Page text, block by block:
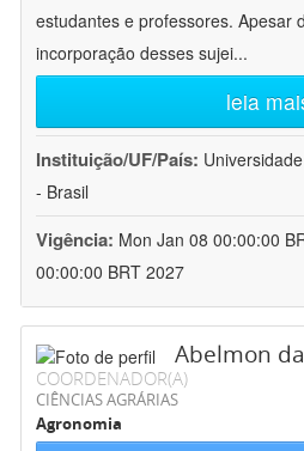
estudantes e professores. Apesar
incorporação desses sujei...
leia
Instituição/UF/País:
- Brasil
Vigência: Mon Jan 08 00:00:00
00:00:00 BRT 2027
Abelmon
COORDENADOR(A)
CIÊNCIAS AGRÁRIAS
Agronomia